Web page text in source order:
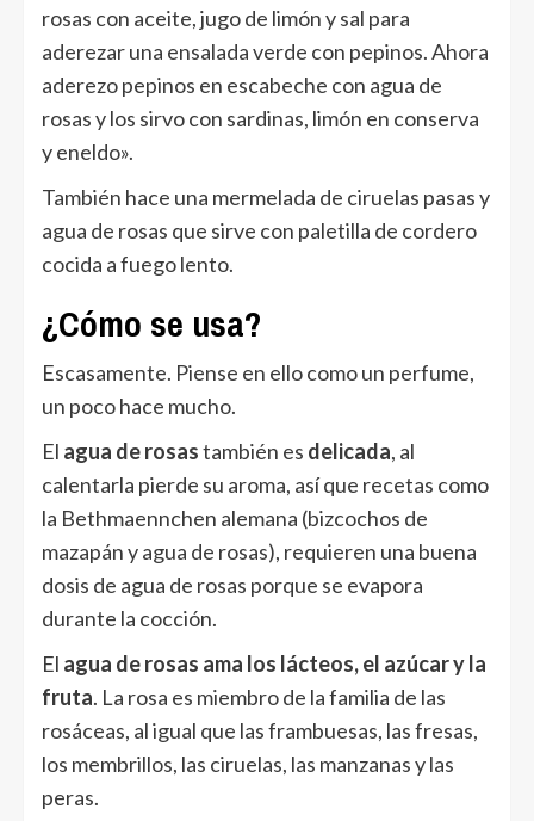
rosas con aceite, jugo de limón y sal para
aderezar una ensalada verde con pepinos. Ahora
aderezo pepinos en escabeche con agua de
rosas y los sirvo con sardinas, limón en conserva
y eneldo».
También hace una mermelada de ciruelas pasas y
agua de rosas que sirve con paletilla de cordero
cocida a fuego lento.
¿Cómo se usa?
Escasamente. Piense en ello como un perfume,
un poco hace mucho.
El agua de rosastambién es delicada, al
calentarla pierde su aroma, así que recetas como
la Bethmaennchen alemana (bizcochos de
mazapán y agua de rosas), requieren una buena
dosis de agua de rosas porque se evapora
durante la cocción.
El agua de rosas ama los lácteos, el azúcar y la
fruta. La rosa es miembro de la familia de las
rosáceas, al igual que las frambuesas, las fresas,
los membrillos, las ciruelas, las manzanas y las
peras.